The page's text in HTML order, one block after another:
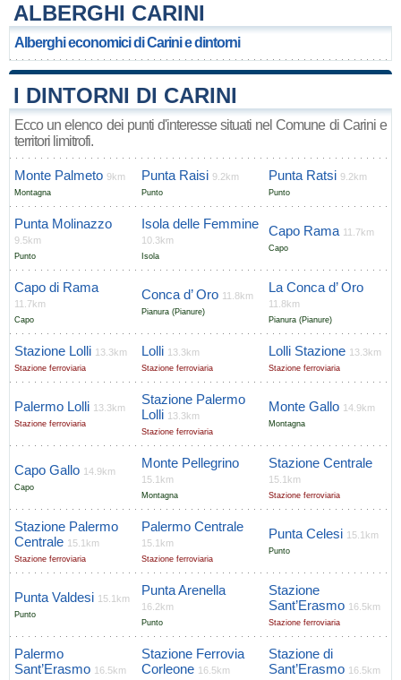
ALBERGHI CARINI
Alberghi economici di Carini e dintorni
I DINTORNI DI CARINI
Ecco un elenco dei punti d'interesse situati nel Comune di Carini e
territori limitrofi.
Monte Palmeto 9km
Montagna
Punta Raisi 9.2km
Punto
Punta Ratsi 9.2km
Punto
Punta Molinazzo
9.5km
Punto
Isola delle Femmine
10.3km
Isola
Capo Rama 11.7km
Capo
Capo di Rama
11.7km
Capo
Conca d’ Oro 11.8km
Pianura (Pianure)
La Conca d’ Oro
11.8km
Pianura (Pianure)
Stazione Lolli 13.3km
Stazione ferroviaria
Lolli 13.3km
Stazione ferroviaria
Lolli Stazione 13.3km
Stazione ferroviaria
Palermo Lolli 13.3km
Stazione ferroviaria
Stazione Palermo
Lolli 13.3km
Stazione ferroviaria
Monte Gallo 14.9km
Montagna
Capo Gallo 14.9km
Capo
Monte Pellegrino
15.1km
Montagna
Stazione Centrale
15.1km
Stazione ferroviaria
Stazione Palermo
Centrale 15.1km
Stazione ferroviaria
Palermo Centrale
15.1km
Stazione ferroviaria
Punta Celesi 15.1km
Punto
Punta Valdesi 15.1km
Punto
Punta Arenella
16.2km
Punto
Stazione
Sant’Erasmo 16.5km
Stazione ferroviaria
Palermo
Sant’Erasmo 16.5km
Stazione Ferrovia
Corleone 16.5km
Stazione di
Sant’Erasmo 16.5km